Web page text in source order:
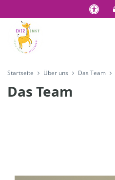
Startseite Über uns Das Team
Das Team